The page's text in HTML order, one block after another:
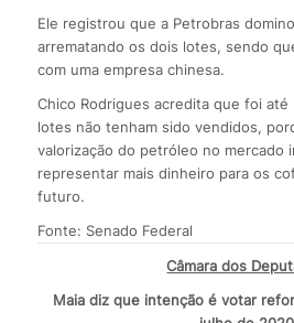
Ele registrou que a Petrobras
arrematando os dois lotes, sendo
com uma empresa chinesa.
Chico Rodrigues acredita que foi
lotes não tenham sido vendidos,
valorização do petróleo no mercado
representar mais dinheiro para os
futuro.
Fonte: Senado Federal
Câmara dos
Maia diz que intenção é votar